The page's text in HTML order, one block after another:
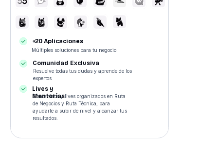
Múltiples soluciones para tu negocio
+20 Aplicaciones
Resuelve todas tus dudas y aprende de los
expertos
Comunidad Exclusiva
Contenidos y lives organizados en Ruta
de Negocios y Ruta Técnica, para
ayudarte a subir de nivel y alcanzar tus
resultados.
Lives y
Mentorías